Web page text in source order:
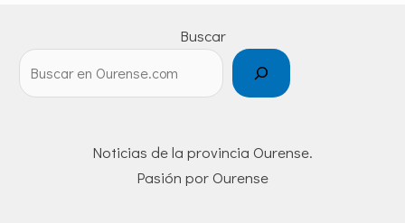
Buscar
Noticias de la provincia Ourense.
Pasión por Ourense